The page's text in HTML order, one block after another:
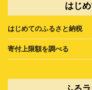
はじ
はじめてのふるさと納税
寄付上限額を調べる